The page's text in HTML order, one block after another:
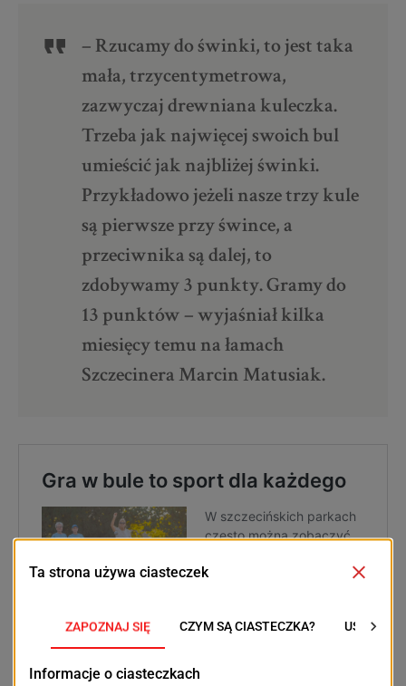
– Rzucamy do świnki, to jest taka
mała, trzycentymetrowa,
zazwyczaj drewniana kuleczka.
Trzeba jak najwięcej swoich bul
umieścić jak najbliżej świnki.
Przykładowo jeżeli nasze trzy kule
są pierwsze przy śwince, a
przeciwnika są dalej, to
zdobywamy 3 punkty. Gramy do
13 punktów – wyjaśniał kilka
miesięcy temu na łamach
Szczecinera Marcin Matusiak.